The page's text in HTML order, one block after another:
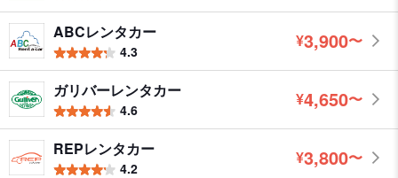
ABCレンタカー
4.3
¥3,900 円
〜
ガリバーレンタカー
4.6
¥4,650 円
〜
REPレンタカー
4.2
¥3,800 円
〜